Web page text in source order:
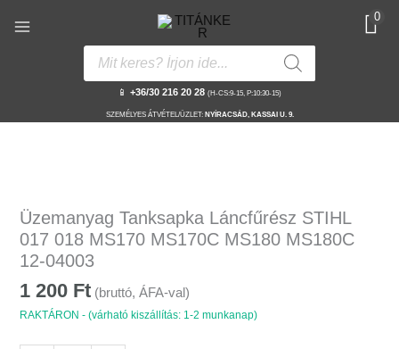
0
Products
search
📱 +36/30 216 20 28 (H-CS:9-15, P:10:30-15)
SZEMÉLYES ÁTVÉTEL/ÜZLET: NYÍRACSÁD, KASSAI U. 9.
Üzemanyag Tanksapka Láncfűrész STIHL
017 018 MS170 MS170C MS180 MS180C
12-04003
1 200 Ft (bruttó, ÁFA-val)
RAKTÁRON - (várható kiszállítás: 1-2 munkanap)
Tanksapka
Láncfűrész
STIHL
018
MS170